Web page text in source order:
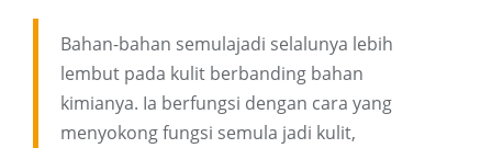
Bahan-bahan semulajadi selalunya lebih
lembut pada kulit berbanding bahan
kimianya. Ia berfungsi dengan cara yang
menyokong fungsi semula jadi kulit,